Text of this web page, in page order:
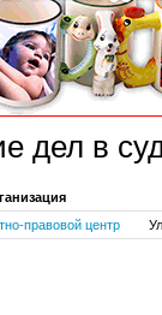
дел в
правовой центр